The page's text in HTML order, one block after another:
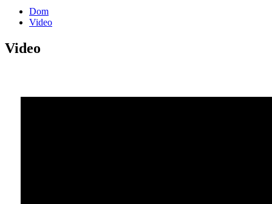
Dom
Video
Video